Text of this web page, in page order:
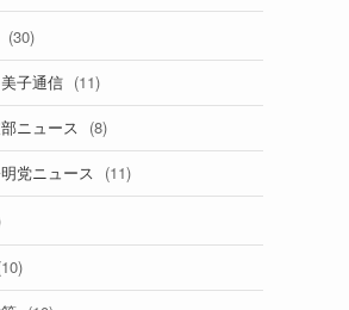
(30)
子通信 (11)
ニュース (8)
党ニュース (11)